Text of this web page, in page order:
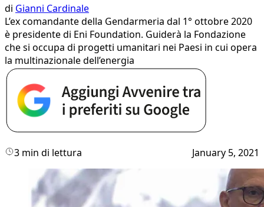
di Gianni Cardinale
L’ex comandante della Gendarmeria dal 1° ottobre 2020
è presidente di Eni Foundation. Guiderà la Fondazione
che si occupa di progetti umanitari nei Paesi in cui opera
la multinazionale dell’energia
3 min di lettura January 5, 2021